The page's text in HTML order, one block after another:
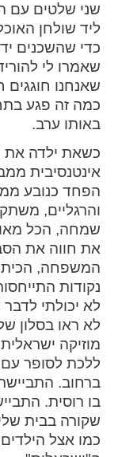
שני שלטים עם
ליד שולחן
כדי שהשכנים
שאמרו לי
שאנחנו חוגגים
כמה זה פגע
באותו ערב.
כשאת ילדה את
אינטנסיבית
הפחד כנובע
והרגליים,
שמחה, הכל
את חווה את
המשפחה,
נקודות
לא יכולתי
לא ראו בסלון
מוזיקה
ללכת לסופר
ברחוב.
בו רוסית.
שקורה בבית
כמו אצל